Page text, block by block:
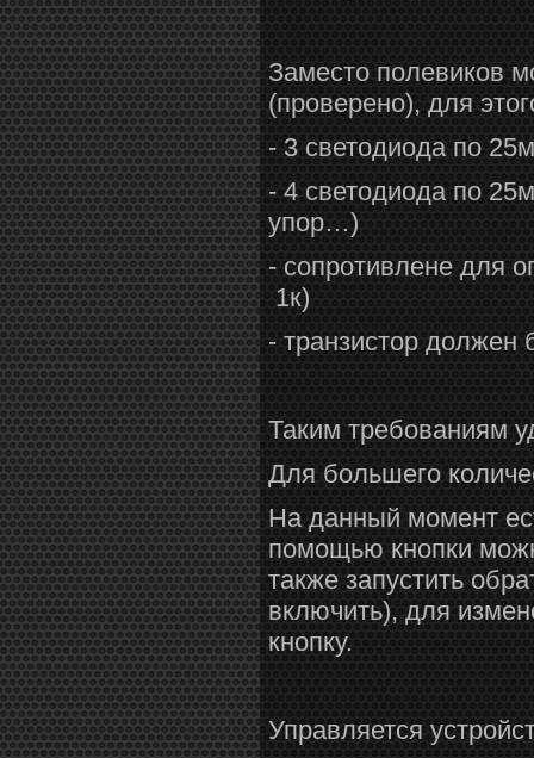
Заместо полевиков
(проверено), для
- 3 светодиода по
- 4 светодиода по
упор…)
- сопротивлене для
1к)
- транзистор должен
Таким требованиям
Для большего
На данный момент
помощью кнопки
также запустить
включить), для
кнопку.
Управляется